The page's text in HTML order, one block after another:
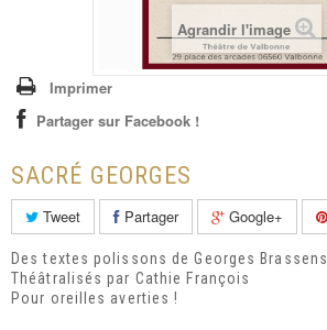
Agrandir l'image
Imprimer
Partager sur Facebook !
SACRÉ GEORGES
Tweet Partager Google+
Des textes polissons de Georges Brassens
Théâtralisés par Cathie François
Pour oreilles averties !